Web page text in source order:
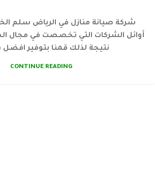
شركة صيانة منازل في الرياض سلم
أوائل الشركات التي تخصصت في مجال
نتيجة لذلك قمنا بتوفير افضل
CONTINUE READING